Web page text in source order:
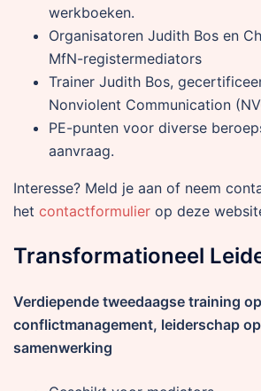
werkboeken.
Organisatoren Judith Bos en
MfN-registermediators
Trainer Judith Bos,
Nonviolent Communication
PE-punten voor diverse
aanvraag.
Interesse? Meld je aan of neem
het contactformulier op deze
Transformationeel
Verdiepende tweedaagse training
conflictmanagement, leiderschap
samenwerking